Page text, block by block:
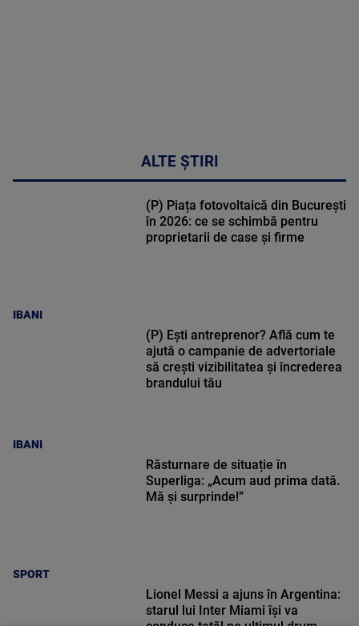
ALTE ȘTIRI
IBANI
(P) Piața fotovoltaică din București
în 2026: ce se schimbă pentru
proprietarii de case și firme
IBANI
(P) Ești antreprenor? Află cum te
ajută o campanie de advertoriale
să crești vizibilitatea și încrederea
brandului tău
SPORT
Răsturnare de situație în
Superliga: „Acum aud prima dată.
Mă și surprinde!”
Lionel Messi a ajuns în Argentina:
starul lui Inter Miami își va